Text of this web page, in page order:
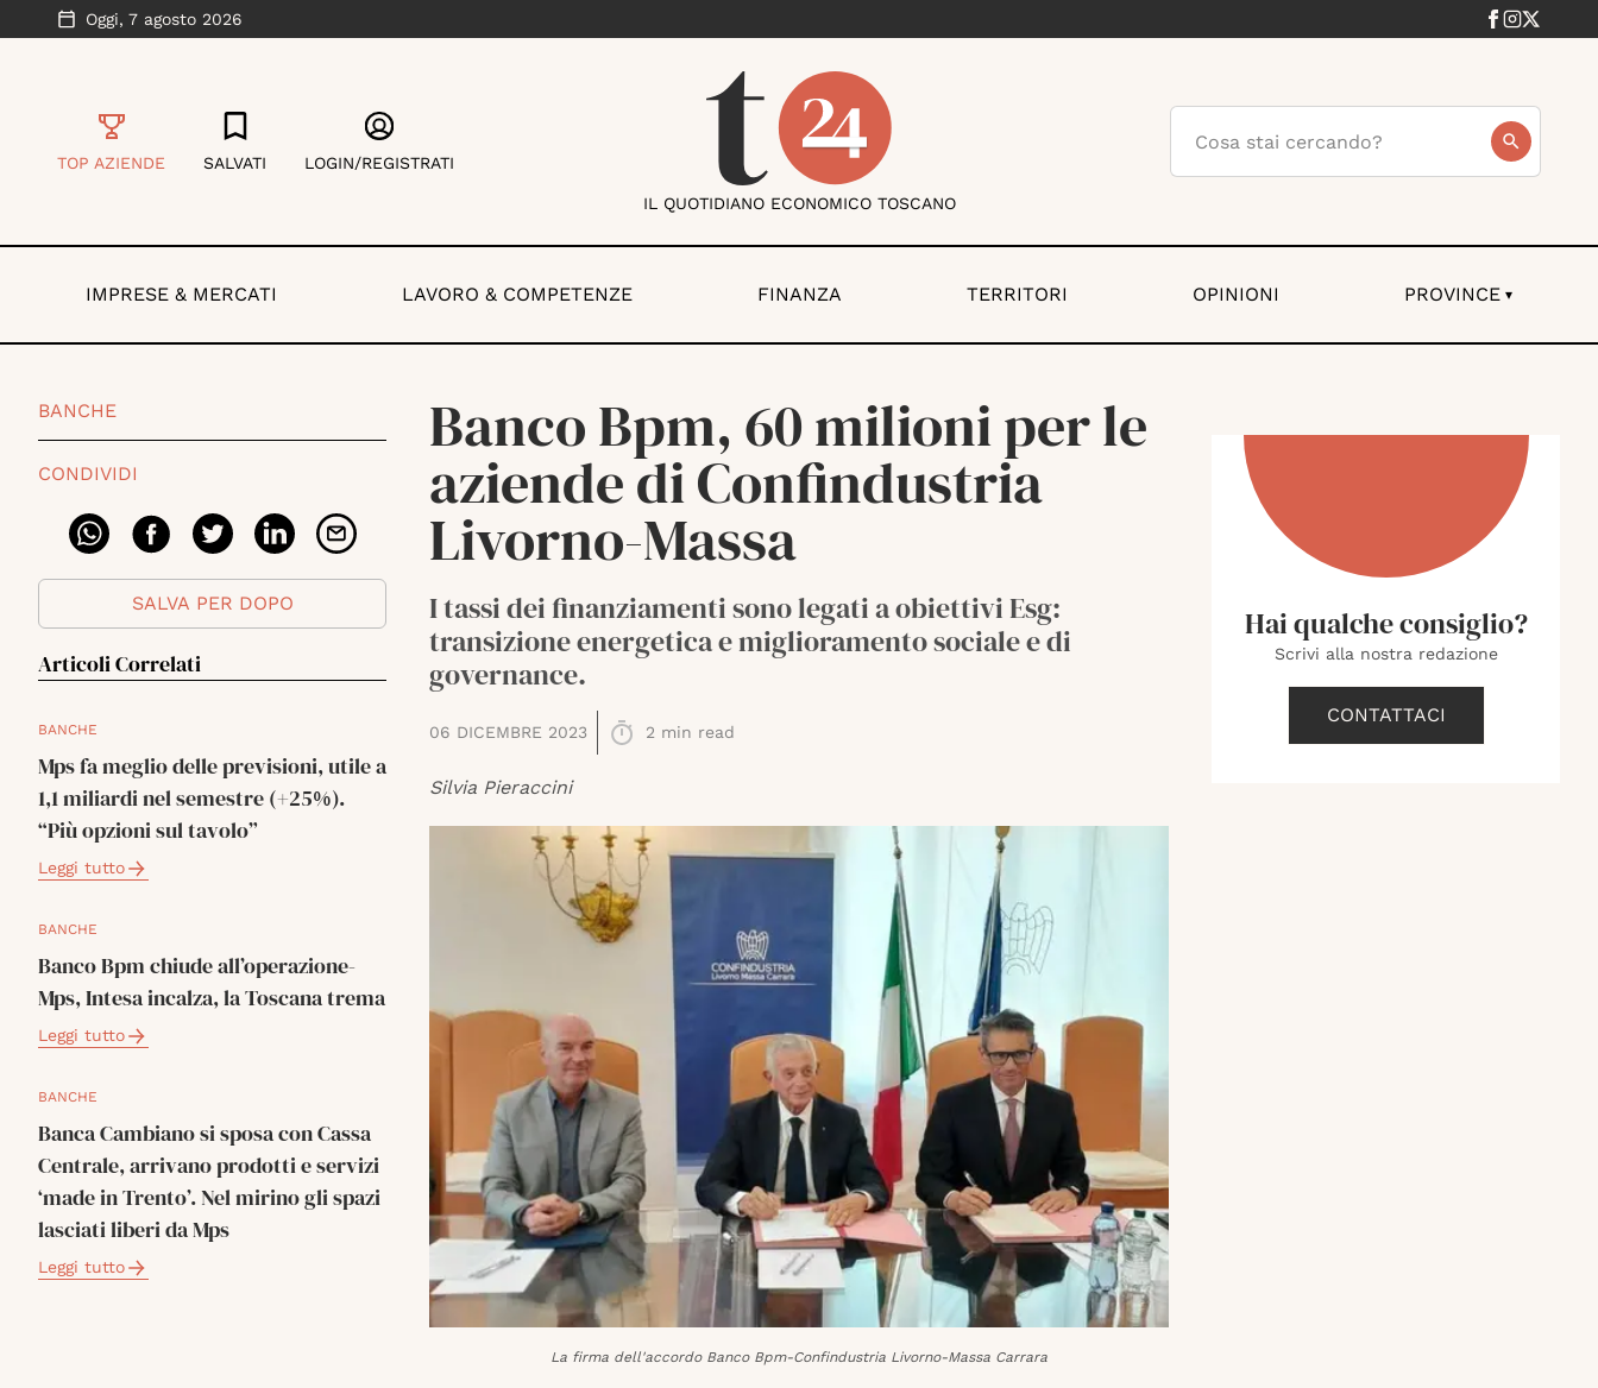
Oggi, 7 agosto 2026
TOP AZIENDE SALVATI LOGIN/REGISTRATI
IL QUOTIDIANO ECONOMICO TOSCANO
IMPRESE & MERCATI LAVORO & COMPETENZE FINANZA TERRITORI OPINIONI PROVINCE ▾
BANCHE
CONDIVIDI
SALVA PER DOPO
Articoli Correlati
BANCHE
Mps fa meglio delle previsioni, utile a
1,1 miliardi nel semestre (+25%).
“Più opzioni sul tavolo”
Leggi tutto
BANCHE
Banco Bpm chiude all’operazione-
Mps, Intesa incalza, la Toscana trema
Leggi tutto
BANCHE
Banca Cambiano si sposa con Cassa
Centrale, arrivano prodotti e servizi
‘made in Trento’. Nel mirino gli spazi
lasciati liberi da Mps
Leggi tutto
Banco Bpm, 60 milioni per le
aziende di Confindustria
Livorno-Massa
I tassi dei finanziamenti sono legati a obiettivi Esg:
transizione energetica e miglioramento sociale e di
governance.
06 DICEMBRE 2023 2 min read
Silvia Pieraccini
La firma dell'accordo Banco Bpm-Confindustria Livorno-Massa Carrara
Hai qualche consiglio?
Scrivi alla nostra redazione
CONTATTACI